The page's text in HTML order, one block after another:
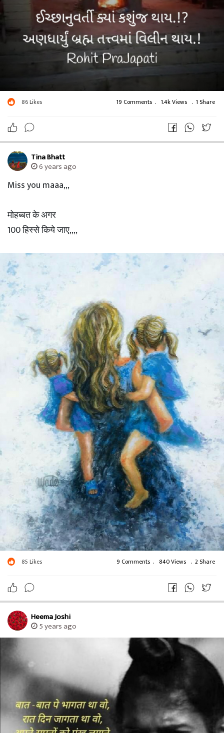
86Likes 19 Comments . 1.4k Views . 1 Share
Tina Bhatt
6 years ago
Miss you maaa,,,
मोहब्बत के अगर
100 हिस्से किये जाए,,,,
तो,,,,
99 हिस्सों की हकदार हम सभी
की मा है💛💚
85 Likes 9 Comments . 840 Views . 2 Share
Heema Joshi
5 years ago